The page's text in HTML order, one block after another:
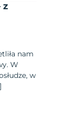
z
nam
W
w